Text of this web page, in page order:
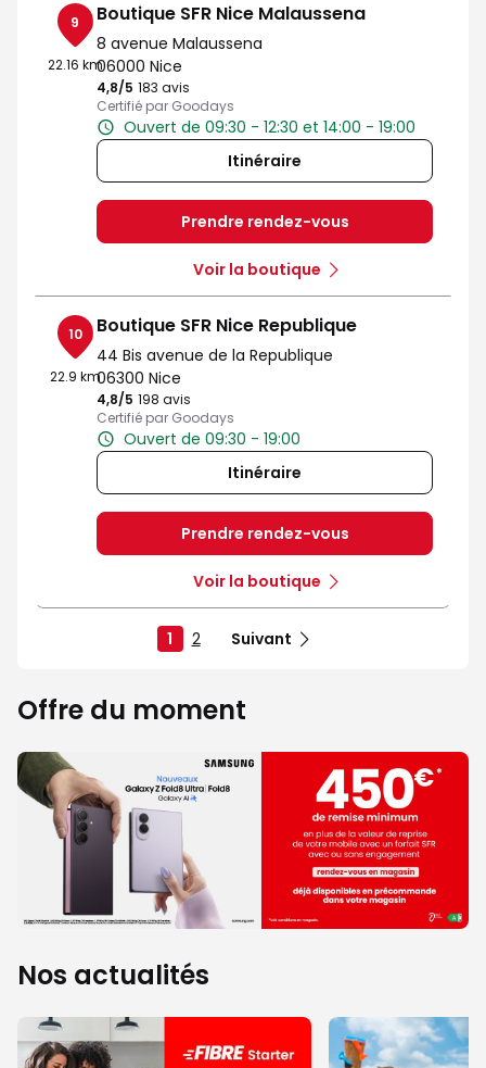
9
22.16 km
Boutique SFR Nice Malaussena
8 avenue Malaussena
06000 Nice
4,8/5 Note de 4.8 sur 5
183 avis
Certifié par Goodays
Ouvert de 09:30 - 12:30 et 14:00 - 19:00
Itinéraire
Prendre rendez-vous
Voir la boutique
10
22.9 km
Boutique SFR Nice Republique
44 Bis avenue de la Republique
06300 Nice
4,8/5 Note de 4.8 sur 5
198 avis
Certifié par Goodays
Ouvert de 09:30 - 19:00
Itinéraire
Prendre rendez-vous
Voir la boutique
1 2 Suivant
Offre du moment
Nos actualités